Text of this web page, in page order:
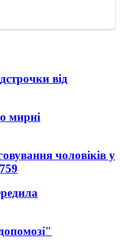
від
мирні
чоловіків у